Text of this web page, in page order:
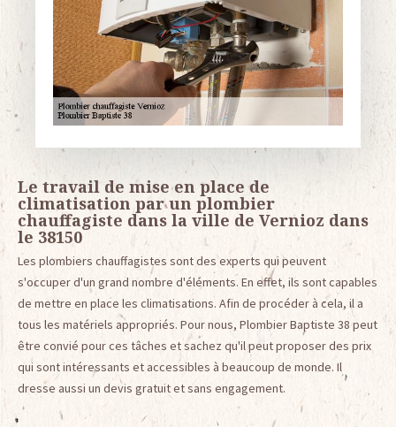
Le travail de mise en place de
climatisation par un plombier
chauffagiste dans la ville de Vernioz dans
le 38150
Les plombiers chauffagistes sont des experts qui peuvent
s'occuper d'un grand nombre d'éléments. En effet, ils sont capables
de mettre en place les climatisations. Afin de procéder à cela, il a
tous les matériels appropriés. Pour nous, Plombier Baptiste 38 peut
être convié pour ces tâches et sachez qu'il peut proposer des prix
qui sont intéressants et accessibles à beaucoup de monde. Il
dresse aussi un devis gratuit et sans engagement.